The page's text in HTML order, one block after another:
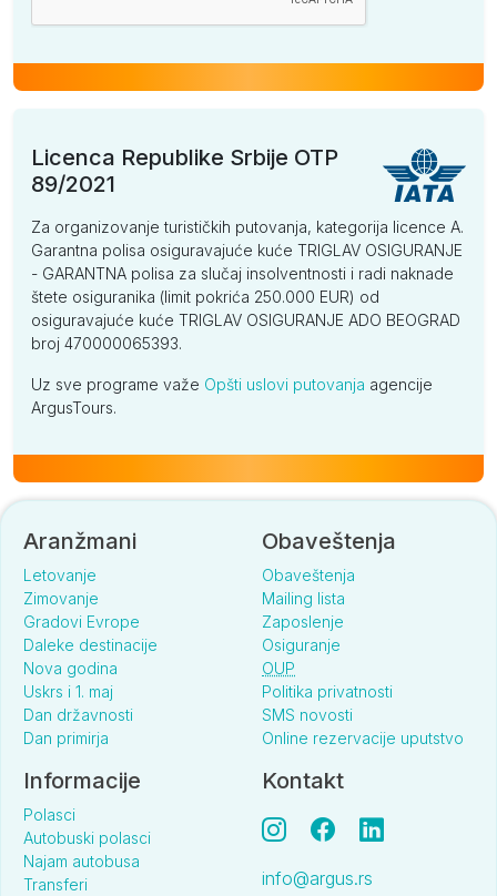
Licenca Republike Srbije OTP
89/2021
Za organizovanje turističkih putovanja, kategorija licence A.
Garantna polisa osiguravajuće kuće TRIGLAV OSIGURANJE
- GARANTNA polisa za slučaj insolventnosti i radi naknade
štete osiguranika (limit pokrića 250.000 EUR) od
osiguravajuće kuće TRIGLAV OSIGURANJE ADO BEOGRAD
broj 470000065393.
Uz sve programe važe Opšti uslovi putovanja agencije
ArgusTours.
Aranžmani
Letovanje
Zimovanje
Gradovi Evrope
Daleke destinacije
Nova godina
Uskrs i 1. maj
Dan državnosti
Dan primirja
Obaveštenja
Obaveštenja
Mailing lista
Zaposlenje
Osiguranje
OUP
Politika privatnosti
SMS novosti
Online rezervacije uputstvo
Informacije
Polasci
Autobuski polasci
Najam autobusa
Transferi
Kontakt
info@argus.rs